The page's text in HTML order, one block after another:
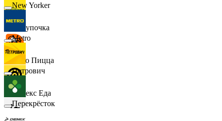
Покупочка
Додо Пицца
Яндекс Еда
New Yorker
Metro
Петрович
Перекрёсток